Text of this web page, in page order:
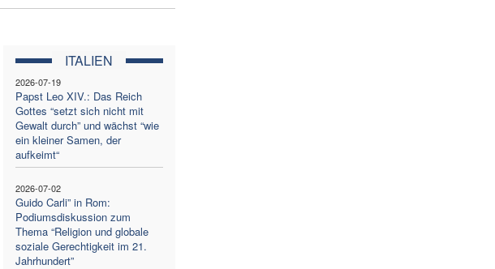
ITALIEN
2026-07-19
Papst Leo XIV.: Das Reich
Gottes “setzt sich nicht mit
Gewalt durch” und wächst “wie
ein kleiner Samen, der
aufkeimt“
2026-07-02
Guido Carli” in Rom:
Podiumsdiskussion zum
Thema “Religion und globale
soziale Gerechtigkeit im 21.
Jahrhundert”